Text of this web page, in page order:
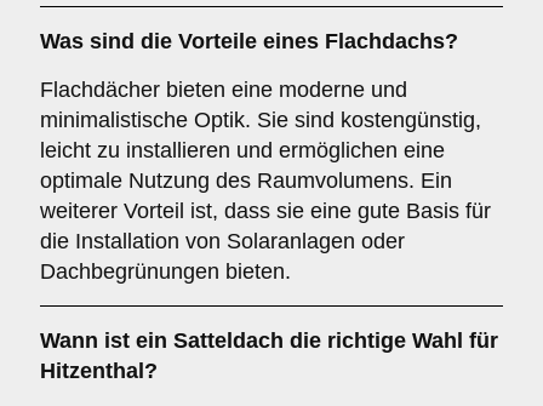
Was sind die Vorteile eines Flachdachs?
Flachdächer bieten eine moderne und
minimalistische Optik. Sie sind kostengünstig,
leicht zu installieren und ermöglichen eine
optimale Nutzung des Raumvolumens. Ein
weiterer Vorteil ist, dass sie eine gute Basis für
die Installation von Solaranlagen oder
Dachbegrünungen bieten.
Wann ist ein Satteldach die richtige Wahl für
Hitzenthal?